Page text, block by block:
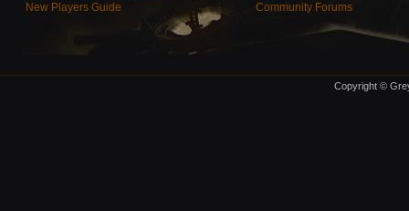
New Players Guide
Community Forums
Copyright ©